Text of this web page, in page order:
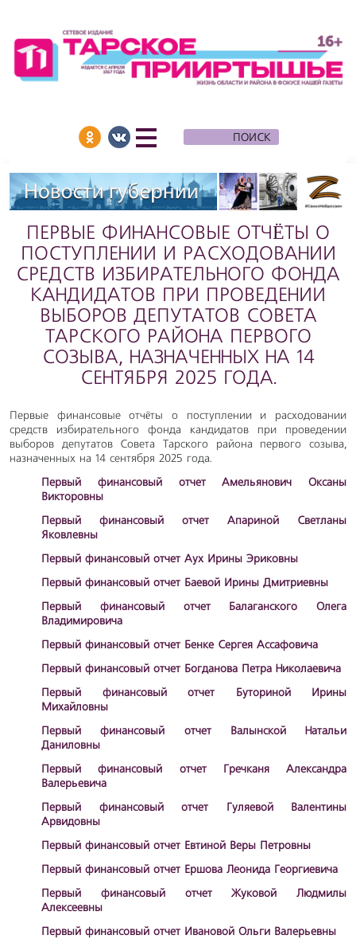
ПЕРВЫЕ ФИНАНСОВЫЕ ОТЧЁТЫ О
ПОСТУПЛЕНИИ И РАСХОДОВАНИИ
СРЕДСТВ ИЗБИРАТЕЛЬНОГО ФОНДА
КАНДИДАТОВ ПРИ ПРОВЕДЕНИИ
ВЫБОРОВ ДЕПУТАТОВ СОВЕТА
ТАРСКОГО РАЙОНА ПЕРВОГО
СОЗЫВА, НАЗНАЧЕННЫХ НА 14
СЕНТЯБРЯ 2025 ГОДА.
Первые финансовые отчёты о поступлении и расходовании
средств избирательного фонда кандидатов при проведении
выборов депутатов Совета Тарского района первого созыва,
назначенных на 14 сентября 2025 года.
Первый финансовый отчет Амельянович Оксаны
Викторовны
Первый финансовый отчет Апариной Светланы
Яковлевны
Первый финансовый отчет Аух Ирины Эриковны
Первый финансовый отчет Баевой Ирины Дмитриевны
Первый финансовый отчет Балаганского Олега
Владимировича
Первый финансовый отчет Бенке Сергея Ассафовича
Первый финансовый отчет Богданова Петра Николаевича
Первый финансовый отчет Буториной Ирины
Михайловны
Первый финансовый отчет Валынской Натальи
Даниловны
Первый финансовый отчет Гречканя Александра
Валерьевича
Первый финансовый отчет Гуляевой Валентины
Арвидовны
Первый финансовый отчет Евтиной Веры Петровны
Первый финансовый отчет Ершова Леонида Георгиевича
Первый финансовый отчет Жуковой Людмилы
Алексеевны
Первый финансовый отчет Ивановой Ольги Валерьевны